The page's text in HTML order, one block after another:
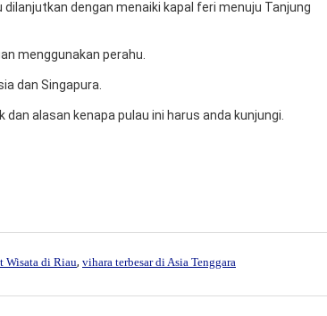
dengan menaiki kapal feri menuju Tanjung
menggunakan perahu.
dan Singapura.
alasan kenapa pulau ini harus anda kunjungi.
Wisata di Riau, vihara terbesar di Asia Tenggara